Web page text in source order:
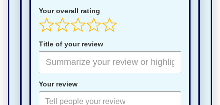
Your overall rating
Title of your review
Your review